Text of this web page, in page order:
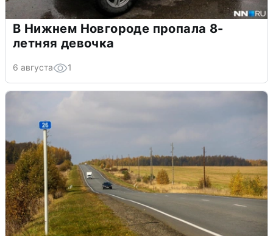
В Нижнем Новгороде пропала 8-
летняя девочка
6 августа 1